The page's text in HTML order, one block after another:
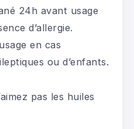
24h avant usage
d’allergie.
en cas
ou d’enfants.
pas les huiles